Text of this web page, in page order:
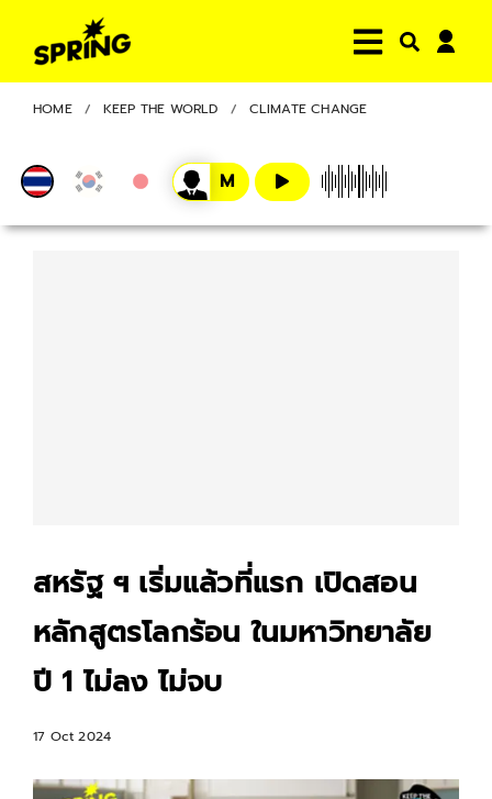
HOME KEEP THE WORLD CLIMATE CHANGE
สหรัฐ ฯ​ เริ่มแล้วที่แรก เปิดสอน
หลักสูตรโลกร้อน ในมหาวิทยาลัย
ปี 1 ไม่ลง ไม่จบ
17 Oct 2024